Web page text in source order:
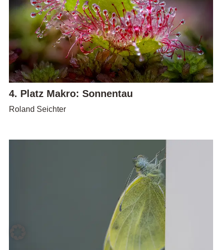
4. Platz Makro: Sonnentau
Roland Seichter